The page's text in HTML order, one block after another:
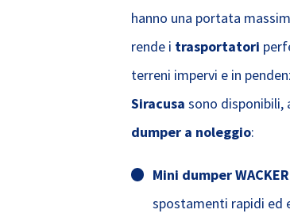
hanno una portata
rende i trasportatori
terreni impervi e in
Siracusa sono disponibili,
dumper a noleggio:
Mini dumper
spostamenti rapidi ed